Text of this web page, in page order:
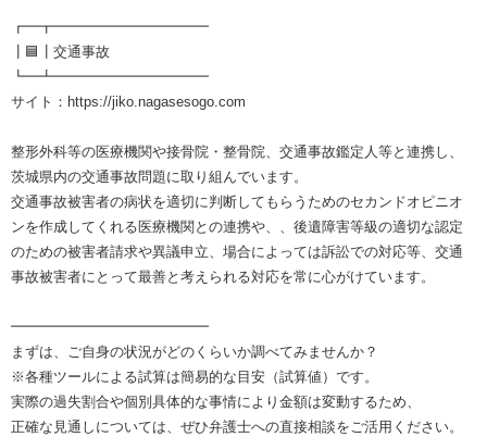
┏━┳━━━━━━━━━━━
┃🟦┃交通事故
┗━┻━━━━━━━━━━━
サイト：https://jiko.nagasesogo.com
整形外科等の医療機関や接骨院・整骨院、交通事故鑑定人等と連携し、
茨城県内の交通事故問題に取り組んでいます。
交通事故被害者の病状を適切に判断してもらうためのセカンドオピニオ
ンを作成してくれる医療機関との連携や、、後遺障害等級の適切な認定
のための被害者請求や異議申立、場合によっては訴訟での対応等、交通
事故被害者にとって最善と考えられる対応を常に心がけています。
━━━━━━━━━━━━━━
まずは、ご自身の状況がどのくらいか調べてみませんか？
※各種ツールによる試算は簡易的な目安（試算値）です。
実際の過失割合や個別具体的な事情により金額は変動するため、
正確な見通しについては、ぜひ弁護士への直接相談をご活用ください。